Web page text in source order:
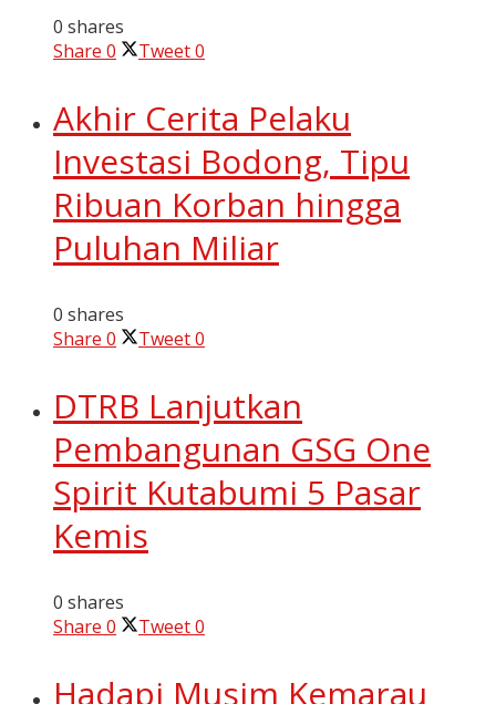
0 shares
Share 0 Tweet0
Akhir Cerita Pelaku
Investasi Bodong, Tipu
Ribuan Korban hingga
Puluhan Miliar
0 shares
Share 0 Tweet0
DTRB Lanjutkan
Pembangunan GSG One
Spirit Kutabumi 5 Pasar
Kemis
0 shares
Share 0 Tweet0
Hadapi Musim Kemarau